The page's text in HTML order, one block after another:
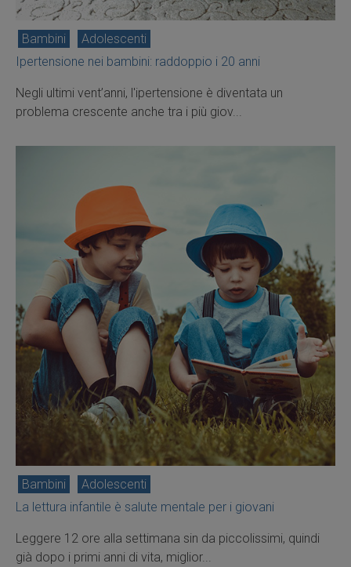
Bambini
Adolescenti
Ipertensione nei bambini: raddoppio i 20 anni
Negli ultimi vent’anni, l'ipertensione è diventata un
problema crescente anche tra i più giov...
Bambini
Adolescenti
La lettura infantile è salute mentale per i giovani
Leggere 12 ore alla settimana sin da piccolissimi, quindi
già dopo i primi anni di vita, miglior...